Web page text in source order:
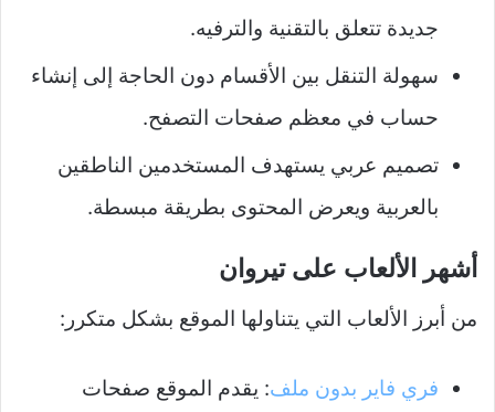
جديدة تتعلق بالتقنية والترفيه.
سهولة التنقل بين الأقسام دون الحاجة إلى إنشاء
حساب في معظم صفحات التصفح.
تصميم عربي يستهدف المستخدمين الناطقين
بالعربية ويعرض المحتوى بطريقة مبسطة.
أشهر الألعاب على تيروان
من أبرز الألعاب التي يتناولها الموقع بشكل متكرر:
فري فاير بدون ملف: يقدم الموقع صفحات